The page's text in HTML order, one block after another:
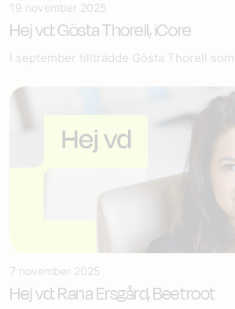
19 november 2025
Hej vd: Gösta Thorell, iCore
I september tillträdde Gösta Thorell
7 november 2025
Hej vd: Rana Ersgård, Beetroot